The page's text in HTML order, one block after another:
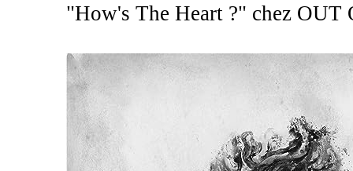
"How's The Heart ?" chez OUT